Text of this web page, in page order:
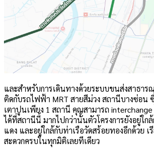
และสำหรับการเดินทางด้วยระบบขนส่งสาธาร
ติดกับรถไฟฟ้า MRT สายสีม่วง สถานีบางซ่อน
เตาปูนเพียง 1 สถานี คุณสามารถ interchange
ได้ที่สถานีนี้ มากไปกว่านั้นตัวโครงการยังอยู่ใก
แดง และอยู่ใกล้กับท่าเรือวัดสร้อยทองอีกด้วย เ
สะดวกครบในทุกมิติเลยทีเดียว